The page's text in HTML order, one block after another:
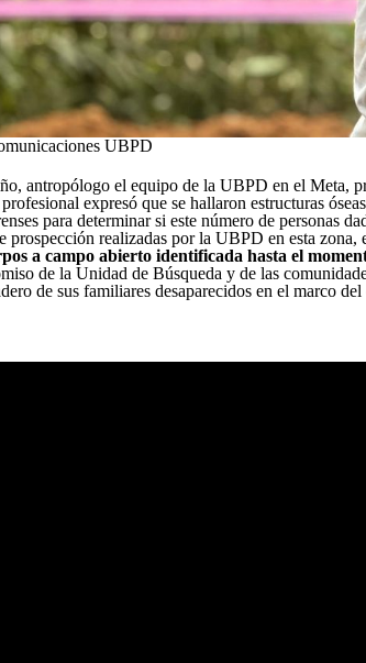
UBPD
antropólogo el equipo de la UBPD en el Meta,
expresó que se hallaron estructuras
para determinar si este número de personas
prospección realizadas por la UBPD en esta
a campo abierto identificada hasta el
de la Unidad de Búsqueda y de las
de sus familiares desaparecidos en el marco